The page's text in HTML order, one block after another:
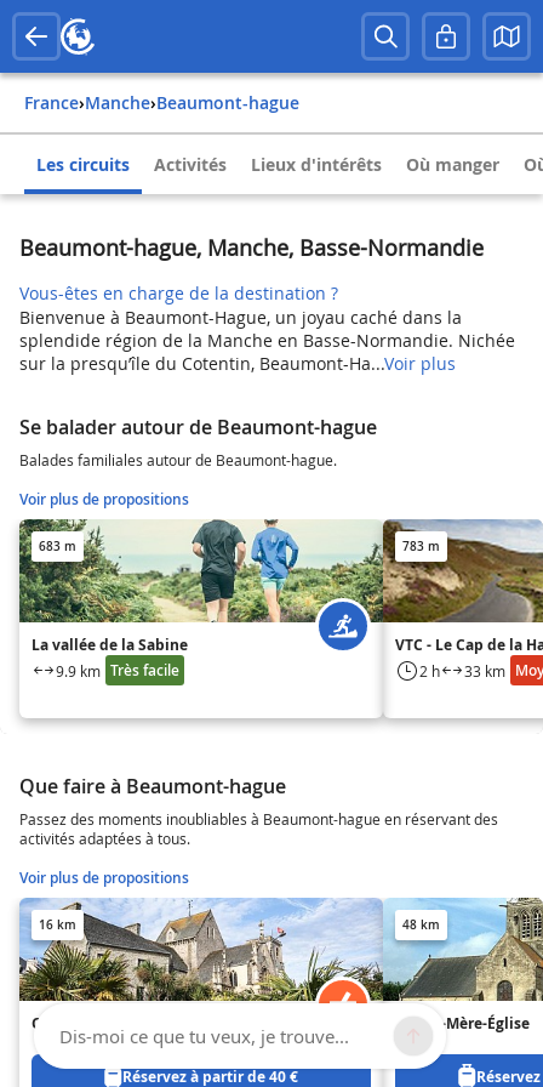
France› Manche› Beaumont-hague
Les circuits Activités Lieux d'intérêts Où manger
Beaumont-hague, Manche, Basse-Normandie
Vous-êtes en charge de la destination ?
Bienvenue à Beaumont-Hague, un joyau caché dans la
splendide région de la Manche en Basse-Normandie. Nichée
sur la presqu’île du Cotentin, Beaumont-Ha...Voir plus
Se balader autour de Beaumont-hague
Balades familiales autour de Beaumont-hague.
Voir plus de propositions
683 m
La vallée de la Sabine
9.9 km Très facile
783 m
VTC - Le Cap de la
2 h 33 km
Que faire à Beaumont-hague
Passez des moments inoubliables à Beaumont-hague en réservant des
activités adaptées à tous.
Voir plus de propositions
16 km
Cherbourg
Réservez à partir de 40 €
48 km
Sainte-Mère-Église
Dis-moi ce que tu veux, je trouve...